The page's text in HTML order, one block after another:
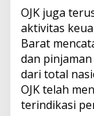
OJK juga
aktivitas
Barat
dan
dari total
OJK telah
terindikasi